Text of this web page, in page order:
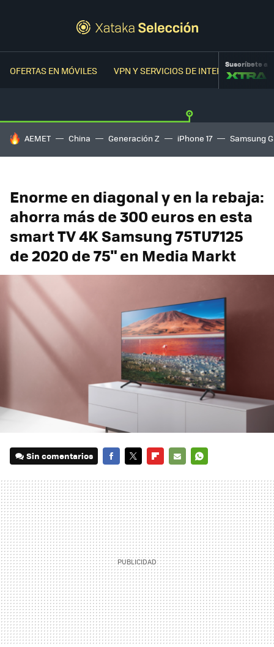
OFERTAS EN MÓVILES VPN Y SERVICIOS DE INTERNETSuscríbete a
HOY SE HABLA DE
AEMET China Generación Z iPhone 17 Samsung
Enorme en diagonal y en la rebaja:
ahorra más de 300 euros en esta
smart TV 4K Samsung 75TU7125
de 2020 de 75" en Media Markt
Sin comentarios
MAIL